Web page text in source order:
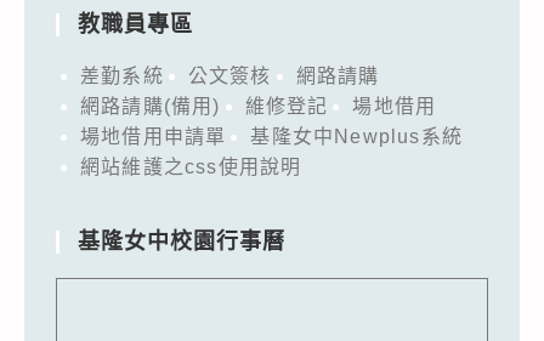
教職員專區
差勤系統 公文簽核
網路請購
網路請購(備用)
維修登記
場地借用
場地借用申請單
基隆女中Newplus系統
網站維護之css使用說明
基隆女中校園行事曆